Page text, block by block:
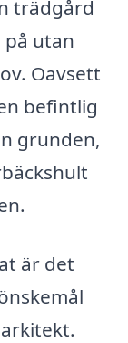
trädgård
på utan
Oavsett
befintlig
grunden,
är det